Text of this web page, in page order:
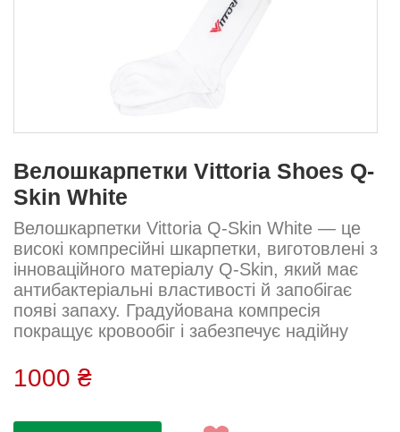
Велошкарпетки Vittoria Shoes Q-
Skin White
Велошкарпетки Vittoria Q-Skin White — це
високі компресійні шкарпетки, виготовлені з
інноваційного матеріалу Q-Skin, який має
антибактеріальні властивості й запобігає
появі запаху. Градуйована компресія
покращує кровообіг і забезпечує надійну
плетення у зоні стопи підсилює вентиляцію
та запобігає перегріву під час інтенсивних
1000 ₴